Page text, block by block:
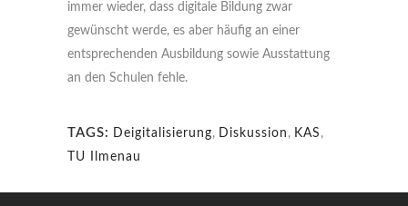
immer wieder, dass digitale Bildung zwar
gewünscht werde, es aber häufig an einer
entsprechenden Ausbildung sowie Ausstattung
an den Schulen fehle.
TAGS: Deigitalisierung, Diskussion , KAS ,
TU Ilmenau